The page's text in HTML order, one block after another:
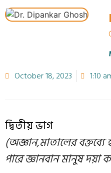
October 18, 2023 1:10
দ্বিতীয় ভাগ
(অজ্ঞান,মাতালের
পারে জ্ঞানবান মানুষ দয়া